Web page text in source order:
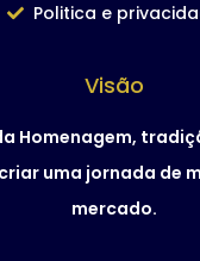
Politica e
Visão
Homenagem,
uma jornada de
mercado.